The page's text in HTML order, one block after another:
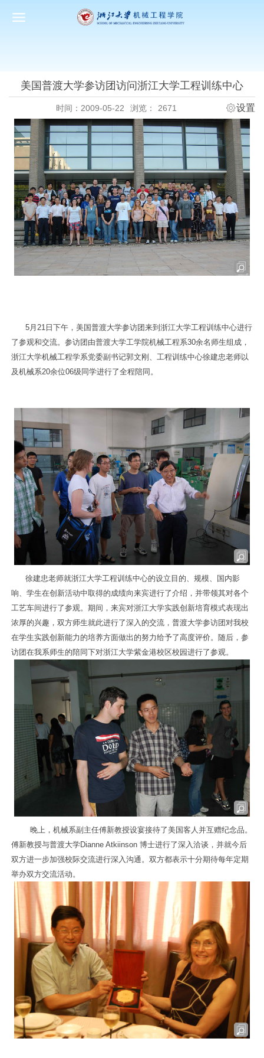
美国普渡大学参访团访问浙江大学工程训练中心
时间：2009-05-22 浏览： 2671 设置
5月 21 日下午，美国普渡大学参访团来到浙江大学工程训练中心进行
了参观和交流。参访团由普渡大学工学院机械工程系30余名师生组成，
浙江大学机械工程学系党委副书记郭文刚、 工程训练中心徐建忠老师以
及机械系20余位06级同学进行了全程陪同。
徐建忠老师就浙江大学工程训练中心的设立目的、规模、国内影
响、学生在创新活动中取得的成绩向来宾进行了介绍，并带领其对各个
工艺车间进行了参观。 期间，来宾对浙江大学实践创新培育模式表现出
浓厚的兴趣，双方师生就此进行了深入的交流，普渡大学参访团对我校
在学生实践创新能力的培养方面做出的努力给予了高度评价。随后，参
访团在我系师生的陪同下对浙江大学紫金港校区校园进行了参观。
晚上，机械系副主任傅新教授设宴接待了美国客人并互赠纪念品。
傅新教授与普渡大学Dianne Atkiinson 博士进行了深入洽谈，并就今后
双方进一步加强校际交流进行深入沟通。双方都表示十分期待每年定期
举办双方交流活动。